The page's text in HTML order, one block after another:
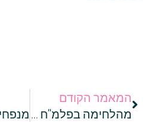
המאמר הקודם
מהלחימה בפלמ"ח ועד הרגע האחרון: הכירו את סיפורו של הלוחם רפי אדרעי ז"ל